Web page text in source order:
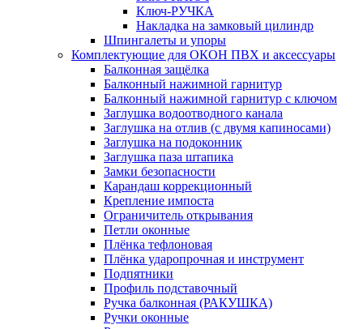
Ключ-РУЧКА
Накладка на замковый цилиндр
Шпингалеты и упоры
Комплектующие для ОКОН ПВХ и аксессуары
Балконная защёлка
Балконный нажимной гарнитур
Балконный нажимной гарнитур с ключом
Заглушка водоотводного канала
Заглушка на отлив (с двумя капиносами)
Заглушка на подоконник
Заглушка паза штапика
Замки безопасности
Карандаш коррекционный
Крепление импоста
Ограничитель открывания
Петли оконные
Плёнка тефлоновая
Плёнка ударопрочная и инструмент
Подпятники
Профиль подставочный
Ручка балконная (РАКУШКА)
Ручки оконные